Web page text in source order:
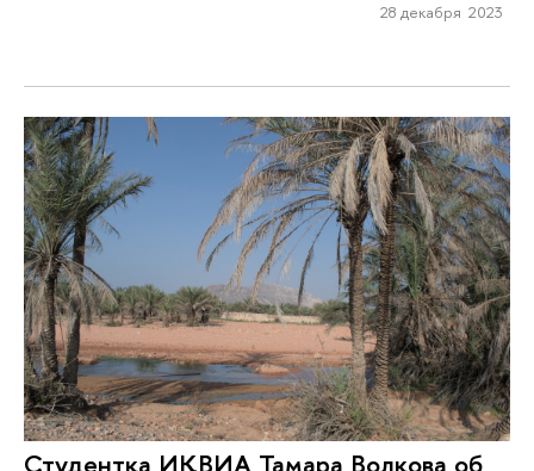
28 декабря 2023
Студентка ИКВИА Тамара Волкова об